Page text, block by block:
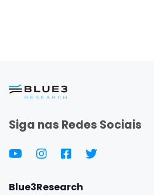
Siga nas Redes Sociais
Blue3Research